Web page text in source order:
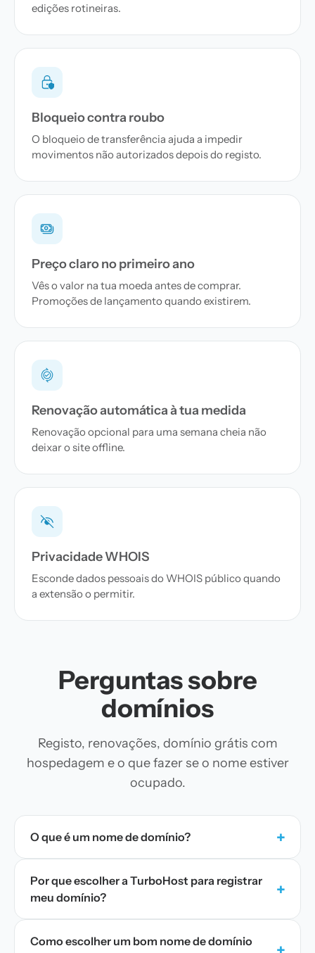
edições rotineiras.
Bloqueio contra roubo
O bloqueio de transferência ajuda a impedir
movimentos não autorizados depois do registo.
Preço claro no primeiro ano
Vês o valor na tua moeda antes de comprar.
Promoções de lançamento quando existirem.
Renovação automática à tua medida
Renovação opcional para uma semana cheia não
deixar o site offline.
Privacidade WHOIS
Esconde dados pessoais do WHOIS público quando
a extensão o permitir.
Perguntas sobre
domínios
Registo, renovações, domínio grátis com
hospedagem e o que fazer se o nome estiver
ocupado.
O que é um nome de domínio? +
Por que escolher a TurboHost para registrar
meu domínio?
+
Como escolher um bom nome de domínio